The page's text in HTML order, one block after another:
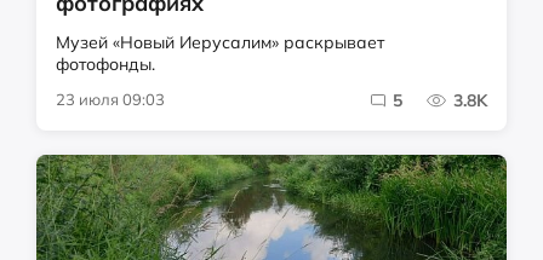
Музей «Новый Иерусалим» раскрывает
фотофонды.
23 июля 09:03 5 3.8K